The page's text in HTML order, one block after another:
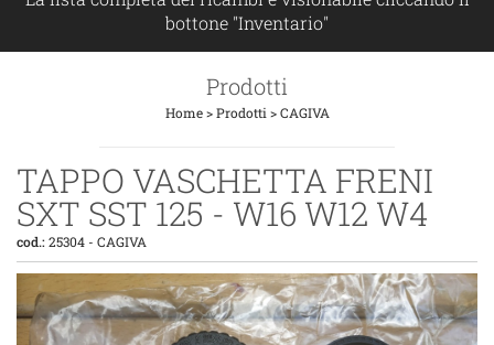
bottone "Inventario"
Prodotti
Home>Prodotti >CAGIVA
TAPPO VASCHETTA FRENI
SXT SST 125 - W16 W12 W4
cod.:25304 - CAGIVA